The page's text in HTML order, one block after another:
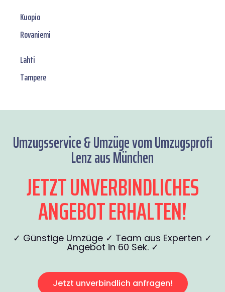
Kuopio
Rovaniemi
Lahti
Tampere
Umzugsservice & Umzüge vom Umzugsprofi
Lenz aus München
JETZT UNVERBINDLICHES
ANGEBOT ERHALTEN!
✓ Günstige Umzüge ✓ Team aus Experten ✓
Angebot in 60 Sek. ✓
Jetzt unverbindlich anfragen!